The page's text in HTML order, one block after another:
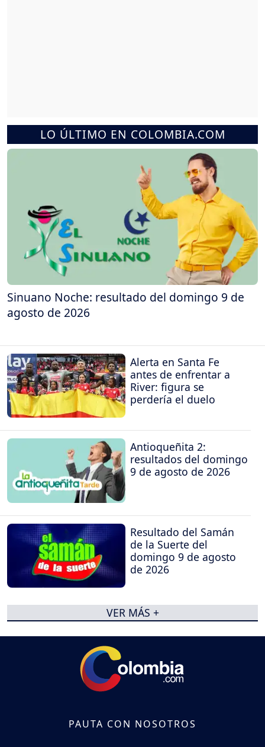
LO ÚLTIMO EN COLOMBIA.COM
Sinuano Noche: resultado del domingo 9 de
agosto de 2026
Alerta en Santa Fe
antes de enfrentar a
River: figura se
perdería el duelo
Antioqueñita 2:
resultados del domingo
9 de agosto de 2026
Resultado del Samán
de la Suerte del
domingo 9 de agosto
de 2026
VER MÁS +
PAUTA CON NOSOTROS